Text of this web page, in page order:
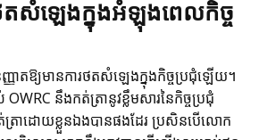
តសំឡេងក្នុងអំឡុងពេលកិច្ច
ាតឱ្យមានការថតសំឡេងក្នុងកិច្ចប្រជុំឡើយ។
នឹងកត់ត្រានូវខ្លឹមសារនៃកិច្ចប្រជុំ
រាដោយខ្លួនឯងបានផងដែរ ប្រសិនបើលោក